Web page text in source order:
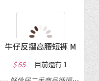
牛仔反摺高腰短褲 M
$ 65 目前還有 1